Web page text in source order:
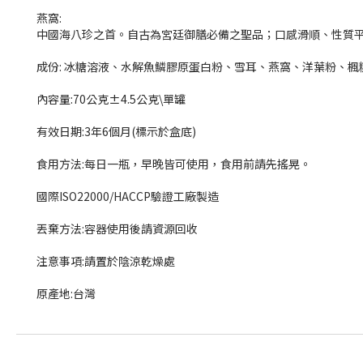
燕窩:
中國海八珍之首。自古為宮廷御膳必備之聖品；口感滑順、性質
成份: 冰糖溶液、水解魚鱗膠原蛋白粉、雪耳、燕窩、洋葉粉、楓
內容量:70公克±4.5公克\單罐
有效日期:3年6個月(標示於盒底)
食用方法:每日一瓶，早晚皆可使用，食用前請先搖晃。
國際ISO22000/HACCP驗證工廠製造
丟棄方法:容器使用後請資源回收
注意事項:請置於陰涼乾燥處
原產地:台灣